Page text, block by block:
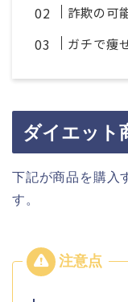
詐欺の可
ガチで痩
ダイエット
下記が商品を購入
す。